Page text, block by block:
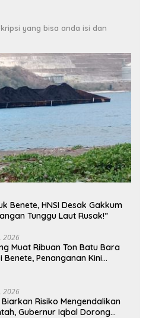
yang bisa anda isi dan
Benete, HNSI Desak Gakkum
Tunggu Laut Rusak!”
2026
Muat Ribuan Ton Batu Bara
Benete, Penanganan Kini
2026
Risiko Mengendalikan
Gubernur Iqbal Dorong